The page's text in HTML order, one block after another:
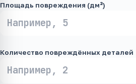
Площадь повреждения (дм²)
Количество повреждённых деталей